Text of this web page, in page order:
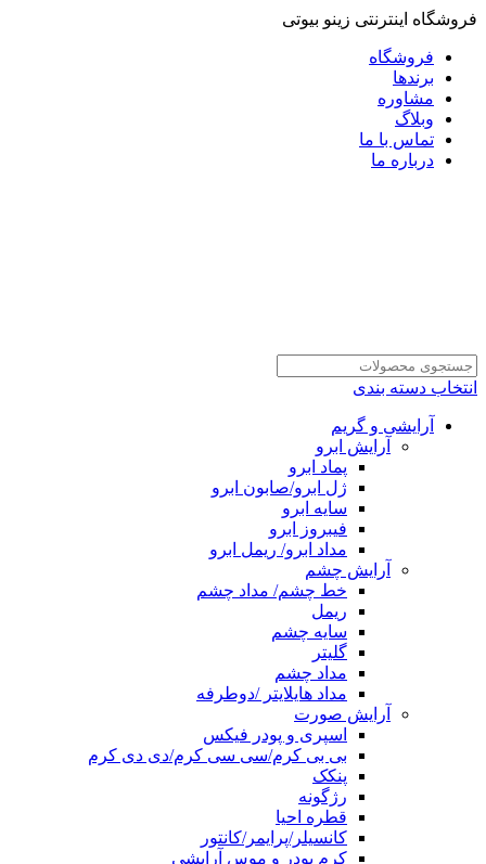
فروشگاه اینترنتی زینو بیوتی
فروشگاه
برندها
مشاوره
وبلاگ
تماس با ما
درباره ما
انتخاب دسته بندی
آرایشی و گریم
آرایش ابرو
پماد ابرو
ژل ابرو/صابون ابرو
سایه ابرو
فیبروز ابرو
مداد ابرو/ ریمل ابرو
آرایش چشم
خط چشم/ مداد چشم
ریمل
سایه چشم
گلیتر
مداد چشم
مداد هایلایتر /دوطرفه
آرایش صورت
اسپری و پودر فیکس
بی بی کرم/سی سی کرم/دی دی کرم
پنکک
رژگونه
قطره احیا
کانسیلر/پرایمر/کانتور
کرم پودر و موس آرایشی